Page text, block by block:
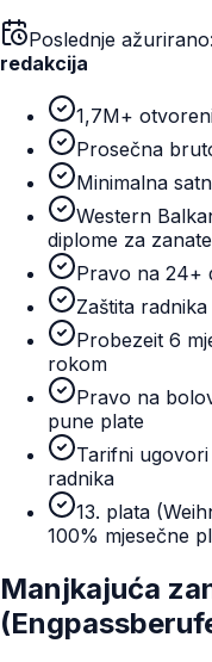
Poslednje ažurirano:
redakcija
1,7M+
Prosečna
Minimalna
Western
diplome za zanate
Pravo na 24+
Zaštita
Probezeit 6
rokom
Pravo na
pune plate
Tarifni
radnika
13. plata
100% mjesečne
Manjkajuća